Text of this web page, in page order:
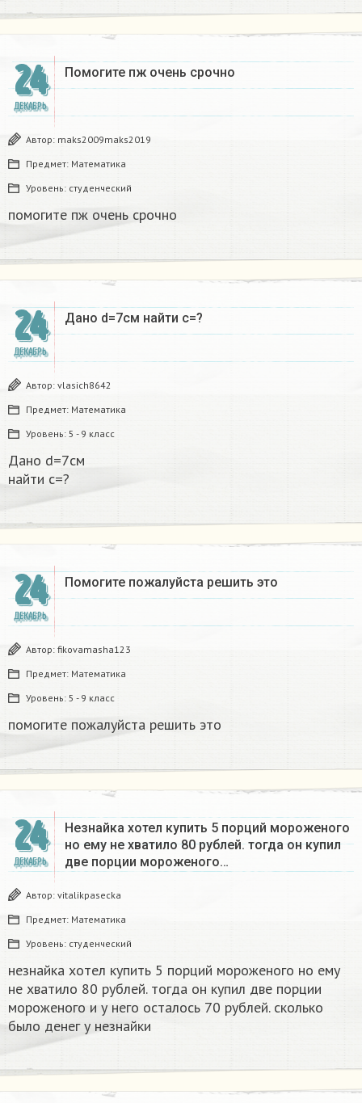
24
ДЕКАБРЬ
Помогите пж очень срочно​
Автор: maks2009maks2019
Предмет: Математика
Уровень: студенческий
помогите пж очень срочно​
24
ДЕКАБРЬ
Дано d=7см найти с=?​
Автор: vlasich8642
Предмет: Математика
Уровень: 5 - 9 класс
Дано d=7см
найти с=?​
24
ДЕКАБРЬ
Помогите пожалуйста решить это
Автор: fikovamasha123
Предмет: Математика
Уровень: 5 - 9 класс
помогите пожалуйста решить это
24
ДЕКАБРЬ
Незнайка хотел купить 5 порций мороженого
но ему не хватило 80 рублей. тогда он купил
две порции мороженого…
Автор: vitalikpasecka
Предмет: Математика
Уровень: студенческий
незнайка хотел купить 5 порций мороженого но ему
не хватило 80 рублей. тогда он купил две порции
мороженого и у него осталось 70 рублей. сколько
было денег у незнайки